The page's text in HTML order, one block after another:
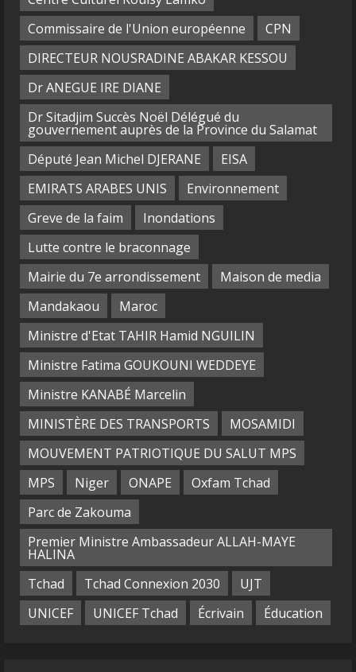
Commissaire de l'Union européenne
CPN
DIRECTEUR NOUSRADINE ABAKAR KESSOU
Dr ANEGUE IRE DIANE
Dr Sitadjim Succès Noël Délégué du
gouvernement auprès de la Province du Salamat
Député Jean Michel DJERANE
EISA
EMIRATS ARABES UNIS
Environnement
Greve de la faim
Inondations
Lutte contre le braconnage
Mairie du 7e arrondissement
Maison de media
Mandakaou
Maroc
Ministre d'Etat TAHIR Hamid NGUILIN
Ministre Fatima GOUKOUNI WEDDEYE
Ministre KANABÉ Marcelin
MINISTÈRE DES TRANSPORTS
MOSAMIDI
MOUVEMENT PATRIOTIQUE DU SALUT MPS
MPS
Niger ONAPE
Oxfam Tchad
Parc de Zakouma
Premier Ministre Ambassadeur ALLAH-MAYE
HALINA
Tchad
Tchad Connexion 2030
UJT
UNICEF
UNICEF Tchad Écrivain Éducation